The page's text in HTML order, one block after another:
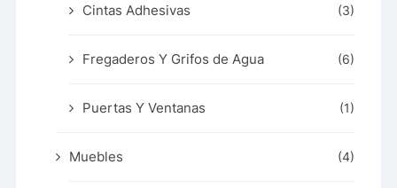
Cintas Adhesivas (3)
Fregaderos Y Grifos de Agua (6)
Puertas Y Ventanas (1)
Muebles (4)